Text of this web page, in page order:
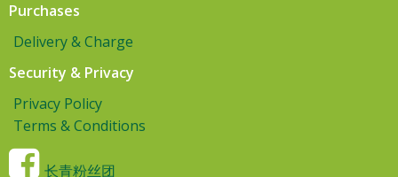
Purchases
Delivery & Charge
Security & Privacy
Privacy Policy
Terms & Conditions
长青粉丝团